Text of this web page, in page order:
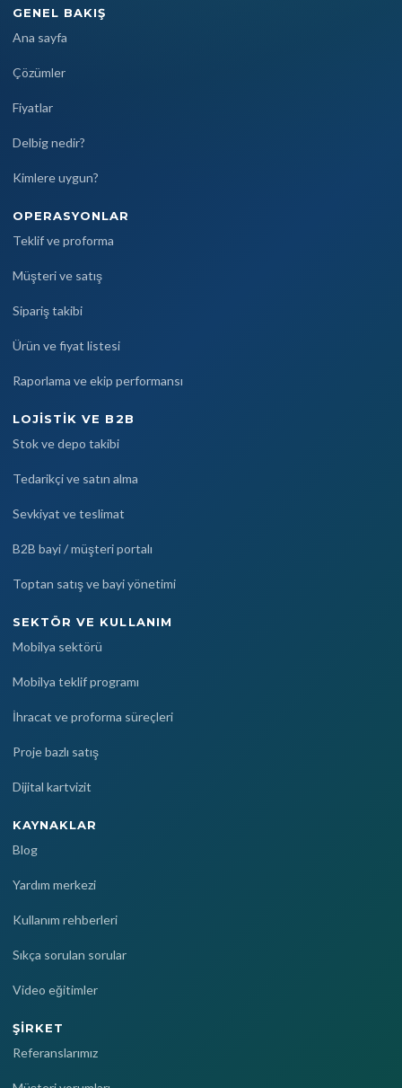
GENEL BAKIŞ
Ana sayfa
Çözümler
Fiyatlar
Delbig nedir?
Kimlere uygun?
OPERASYONLAR
Teklif ve proforma
Müşteri ve satış
Sipariş takibi
Ürün ve fiyat listesi
Raporlama ve ekip performansı
LOJISTIK VE B2B
Stok ve depo takibi
Tedarikçi ve satın alma
Sevkiyat ve teslimat
B2B bayi / müşteri portalı
Toptan satış ve bayi yönetimi
SEKTÖR VE KULLANIM
Mobilya sektörü
Mobilya teklif programı
İhracat ve proforma süreçleri
Proje bazlı satış
Dijital kartvizit
KAYNAKLAR
Blog
Yardım merkezi
Kullanım rehberleri
Sıkça sorulan sorular
Video eğitimler
ŞIRKET
Referanslarımız